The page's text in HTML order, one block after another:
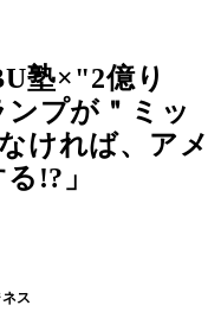
塾×"2億り
プが＂ミッ
ければ、アメ
!?」
ス